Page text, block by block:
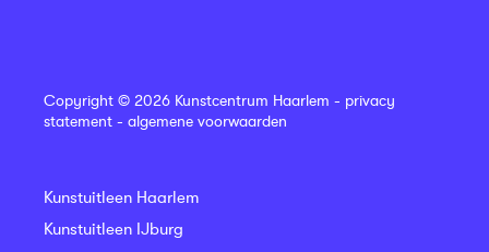
Copyright © 2026 Kunstcentrum Haarlem - privacy
statement - algemene voorwaarden
Kunstuitleen Haarlem
Kunstuitleen IJburg